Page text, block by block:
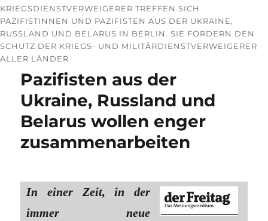
KRIEGSDIENSTVERWEIGERER TREFFEN SICH
PAZIFISTINNEN UND PAZIFISTEN AUS DER UKRAINE,
RUSSLAND UND BELARUS IN BERLIN. SIE FORDERN DEN
SCHUTZ DER KRIEGS- UND MILITÄRDIENSTVERWEIGERER
ALLER LÄNDER
Pazifisten aus der
Ukraine, Russland und
Belarus wollen enger
zusammenarbeiten
In einer Zeit, in der
immer neue